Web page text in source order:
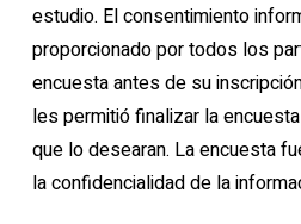
estudio. El consentimiento
proporcionado por todos los
encuesta antes de su
les permitió finalizar la
que lo desearan. La encuesta
la confidencialidad de la